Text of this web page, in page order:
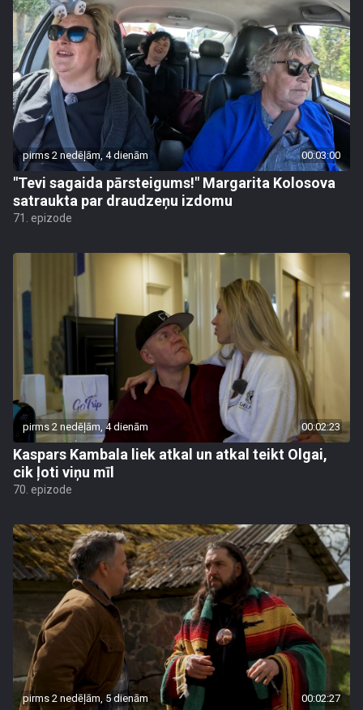
pirms 2 nedēļām, 4 dienām 00:03:00
"Tevi sagaida pārsteigums!" Margarita Kolosova
satraukta par draudzeņu izdomu
71. epizode
pirms 2 nedēļām, 4 dienām 00:02:23
Kaspars Kambala liek atkal un atkal teikt Olgai,
cik ļoti viņu mīl
70. epizode
pirms 2 nedēļām, 5 dienām 00:02:27